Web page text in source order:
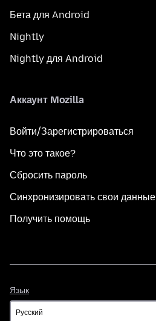
Бета для Android
Nightly
Nightly для Android
Аккаунт Mozilla
Войти/Зарегистрироваться
Что это такое?
Сбросить пароль
Синхронизировать свои данные
Получить помощь
Язык